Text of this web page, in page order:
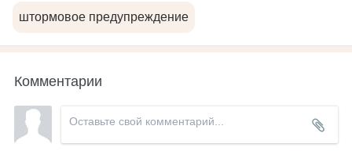
штормовое предупреждение
Комментарии